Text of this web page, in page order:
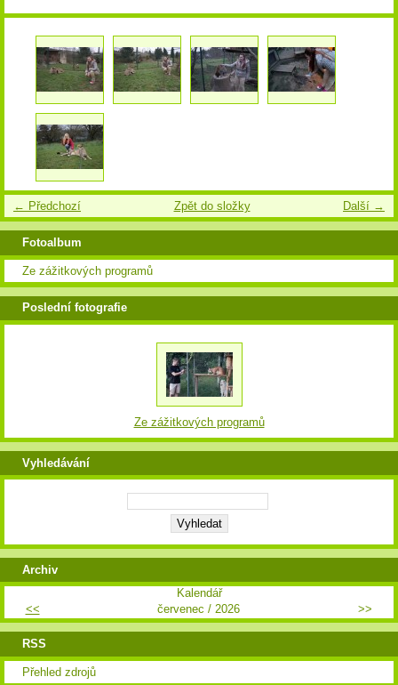
← Předchozí Další →
Zpět do složky
Fotoalbum
Ze zážitkových programů
Poslední fotografie
Ze zážitkových programů
Vyhledávání
Archiv
Kalendář
<<
červenec / 2026 >>
RSS
Přehled zdrojů